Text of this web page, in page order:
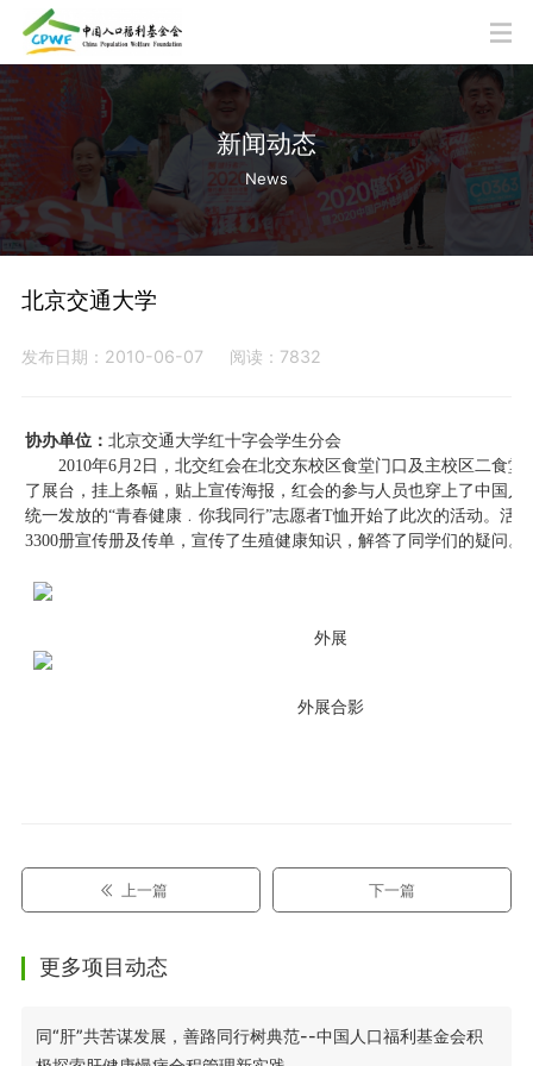
新闻动态
News
北京交通大学
发布日期：2010-06-07 阅读：7832
协办单位： 北京交通大学红十字会学生分会
2010年6月2日，北交红会在北交东校区食堂门口及主校区二食堂
了展台，挂上条幅，贴上宣传海报，红会的参与人员也穿上了中国人
统一发放的“青春健康﹒你我同行”志愿者T恤开始了此次的活动。活
3300册宣传册及传单，宣传了生殖健康知识，解答了同学们的疑问。
外展
外展合影
上一篇 下一篇
更多项目动态
同“肝”共苦谋发展，善路同行树典范--中国人口福利基金会积